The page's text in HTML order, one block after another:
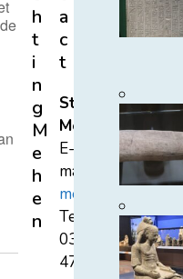
h
t
i
n
g
M
e
h
e
n
a
c
t
Stichting
Mehen
E-
mail:
mehen@hetnet.nl
Tel.:
0318-
471689